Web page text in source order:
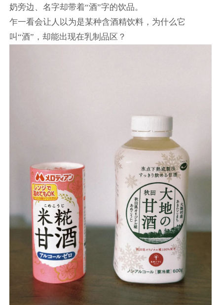
奶旁边、名字却带着“酒”字的饮品。
乍一看会让人以为是某种含酒精饮料，为什么它
叫“酒”，却能出现在乳制品区？